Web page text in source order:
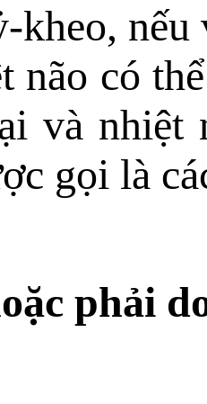
kheo,
não có
và nhiệt
gọi là
phải